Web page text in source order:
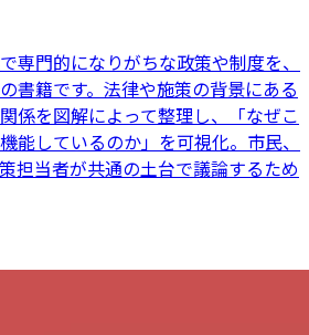
専門的になりがちな政策や制度を、
書籍です。法律や施策の背景にある
係を図解によって整理し、「なぜこ
能しているのか」を可視化。市民、
担当者が共通の土台で議論するため